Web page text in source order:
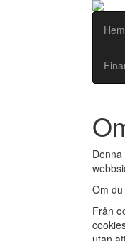
Hem
Om
Från